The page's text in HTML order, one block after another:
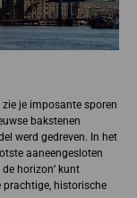
je imposante sporen
bakstenen
werd gedreven. In het
aaneengesloten
horizon’ kunt
prachtige, historische